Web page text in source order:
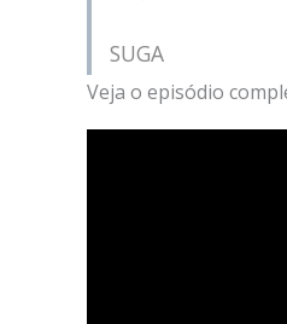
SUGA
Veja o episódio